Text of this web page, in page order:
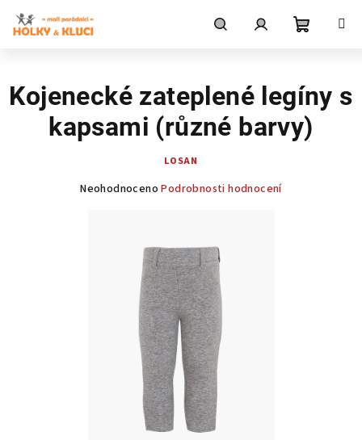
obsah
košík
Kojenecké zateplené legíny s
kapsami (různé barvy)
LOSAN
Průměrné
Neohodnoceno Podrobnosti hodnocení